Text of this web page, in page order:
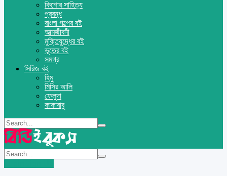
কিশোর সাহিত্য
প্রবন্ধ
বাংলা গল্পের বই
আত্মজীবনী
মুক্তিযুদ্ধের বই
ভূতের বই
সমগ্র
সিরিজ বই
হিমু
মিসির আলি
ফেলুদা
কাকাবাবু